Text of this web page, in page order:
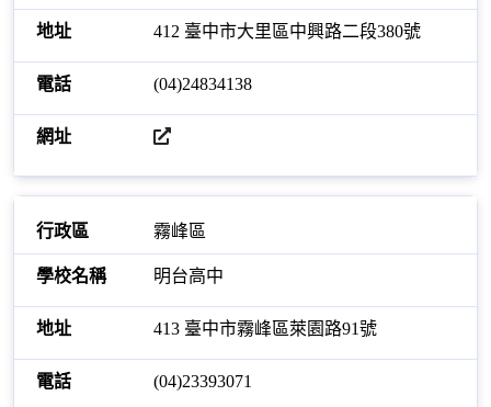
412 臺中市大里區中興路二段380號
(04)24834138
開啟網站
霧峰區
明台高中
413 臺中市霧峰區萊園路91號
(04)23393071